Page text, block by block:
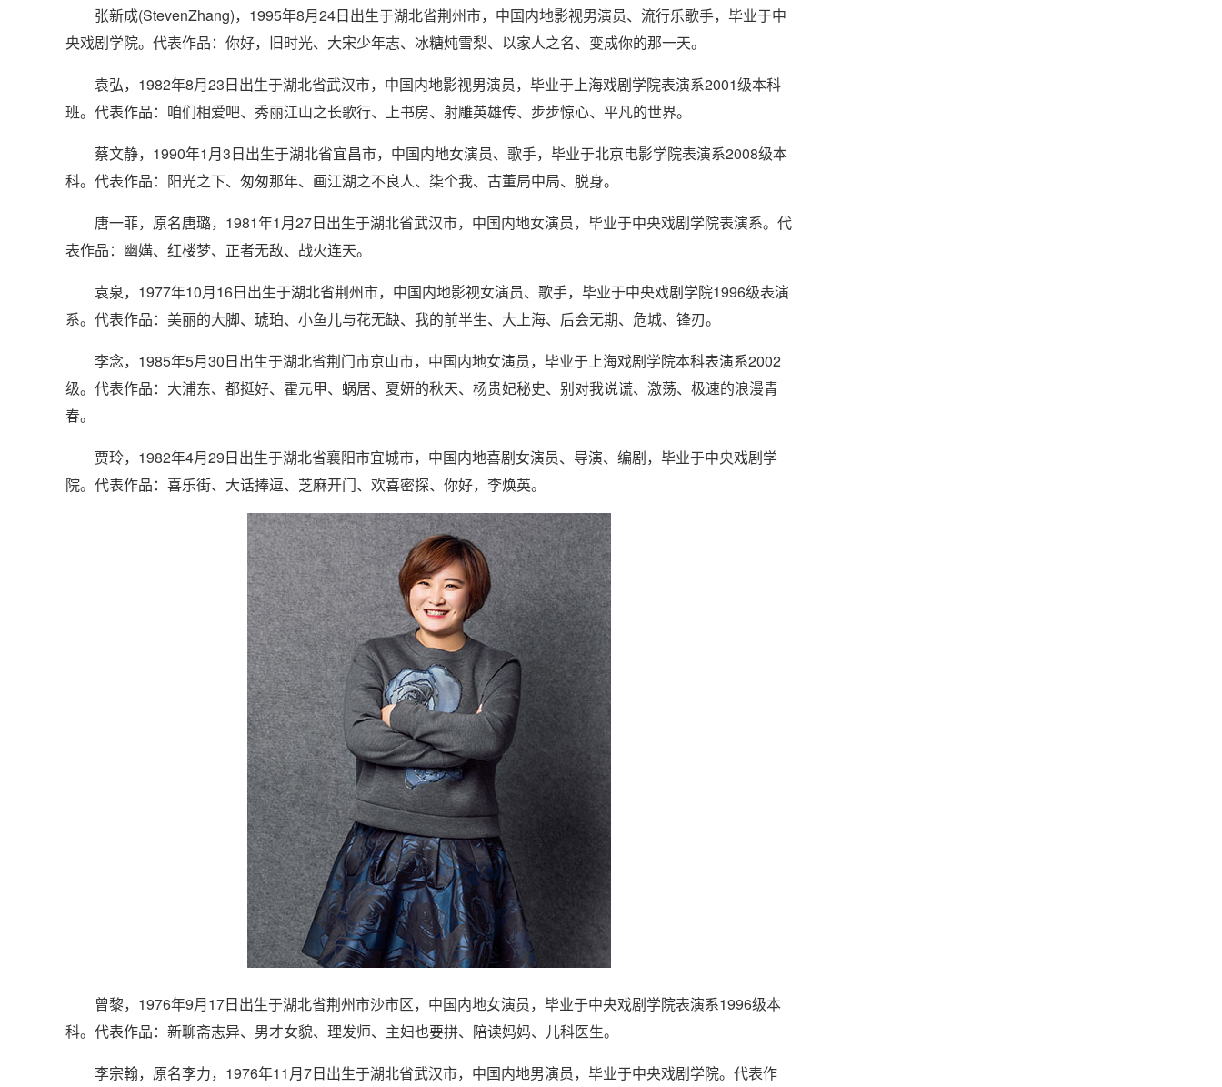
张新成(StevenZhang)，1995年8月24日出生于湖北省荆州市，中国内地影视男演员、流行乐歌手，毕业于中
央戏剧学院。代表作品：你好，旧时光、大宋少年志、冰糖炖雪梨、以家人之名、变成你的那一天。
袁弘，1982年8月23日出生于湖北省武汉市，中国内地影视男演员，毕业于上海戏剧学院表演系2001级本科
班。代表作品：咱们相爱吧、秀丽江山之长歌行、上书房、射雕英雄传、步步惊心、平凡的世界。
蔡文静，1990年1月3日出生于湖北省宜昌市，中国内地女演员、歌手，毕业于北京电影学院表演系2008级本
科。代表作品：阳光之下、匆匆那年、画江湖之不良人、柒个我、古董局中局、脱身。
唐一菲，原名唐璐，1981年1月27日出生于湖北省武汉市，中国内地女演员，毕业于中央戏剧学院表演系。代
表作品：幽媾、红楼梦、正者无敌、战火连天。
袁泉，1977年10月16日出生于湖北省荆州市，中国内地影视女演员、歌手，毕业于中央戏剧学院1996级表演
系。代表作品：美丽的大脚、琥珀、小鱼儿与花无缺、我的前半生、大上海、后会无期、危城、锋刃。
李念，1985年5月30日出生于湖北省荆门市京山市，中国内地女演员，毕业于上海戏剧学院本科表演系2002
级。代表作品：大浦东、都挺好、霍元甲、蜗居、夏妍的秋天、杨贵妃秘史、别对我说谎、激荡、极速的浪漫青
春。
贾玲，1982年4月29日出生于湖北省襄阳市宜城市，中国内地喜剧女演员、导演、编剧，毕业于中央戏剧学
院。代表作品：喜乐街、大话捧逗、芝麻开门、欢喜密探、你好，李焕英。
曾黎，1976年9月17日出生于湖北省荆州市沙市区，中国内地女演员，毕业于中央戏剧学院表演系1996级本
科。代表作品：新聊斋志异、男才女貌、理发师、主妇也要拼、陪读妈妈、儿科医生。
李宗翰，原名李力，1976年11月7日出生于湖北省武汉市，中国内地男演员，毕业于中央戏剧学院。代表作